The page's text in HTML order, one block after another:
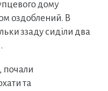
дому
оздоблений. В
ззаду сиділи два
почали
та